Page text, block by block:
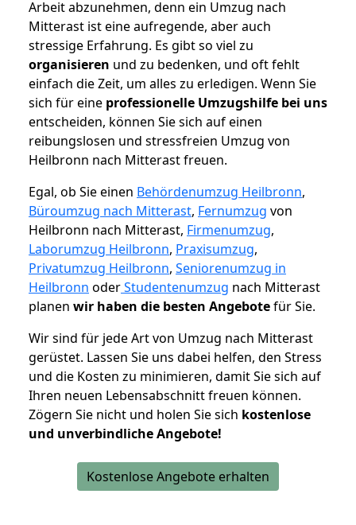
Arbeit abzunehmen, denn ein Umzug nach
Mitterast ist eine aufregende, aber auch
stressige Erfahrung. Es gibt so viel zu
organisieren und zu bedenken, und oft fehlt
einfach die Zeit, um alles zu erledigen. Wenn Sie
sich für eine professionelle Umzugshilfe bei uns
entscheiden, können Sie sich auf einen
reibungslosen und stressfreien Umzug von
Heilbronn nach Mitterast freuen.
Egal, ob Sie einen Behördenumzug Heilbronn,
Büroumzug nach Mitterast, Fernumzug von
Heilbronn nach Mitterast, Firmenumzug,
Laborumzug Heilbronn, Praxisumzug,
Privatumzug Heilbronn, Seniorenumzug in
Heilbronn oderStudentenumzug nach Mitterast
planen wir haben die besten Angebotefür Sie.
Wir sind für jede Art von Umzug nach Mitterast
gerüstet. Lassen Sie uns dabei helfen, den Stress
und die Kosten zu minimieren, damit Sie sich auf
Ihren neuen Lebensabschnitt freuen können.
Zögern Sie nicht und holen Sie sich kostenlose
und unverbindliche Angebote!
Kostenlose Angebote erhalten